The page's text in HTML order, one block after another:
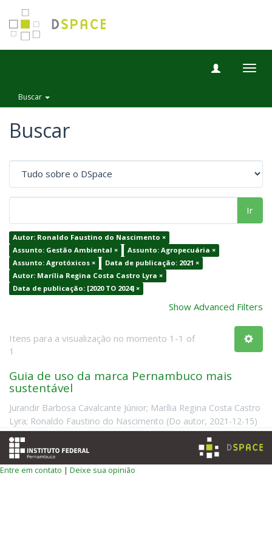
Buscar
Buscar
Ir
Autor: Ronaldo Faustino do Nascimento ×
Assunto: Gestão Ambiental ×
Assunto: Agropecuária ×
Assunto: Agrotóxicos ×
Data de publicação: 2021 ×
Autor: Marília Regina Costa Castro Lyra ×
Data de publicação: [2020 TO 2024] ×
Show Advanced Filters
Itens para a visualização no momento 1-1 of
1
Guia de uso da marca Pernambuco mais
sustentável
Jurandir Barbosa Cavalcante Júnior; Marília Regina Costa Castro
Lyra; Ronaldo Faustino do Nascimento (Do autor, 2021-12-15)
Entre em contato | Deixe sua opinião